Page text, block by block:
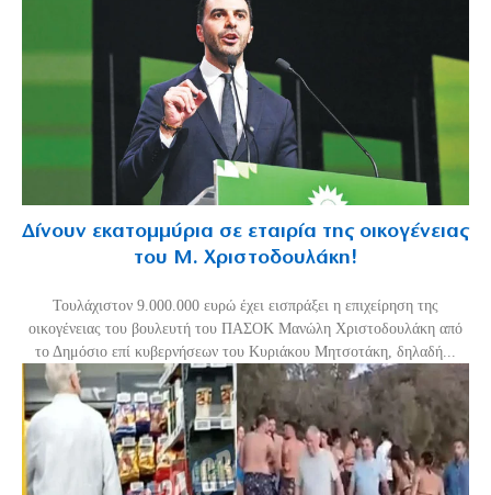
Δίνουν εκατομμύρια σε εταιρία της οικογένειας
του Μ. Χριστοδουλάκη!
Τουλάχιστον 9.000.000 ευρώ έχει εισπράξει η επιχείρηση της
οικογένειας του βουλευτή του ΠΑΣΟΚ Μανώλη Χριστοδουλάκη από
το Δημόσιο επί κυβερνήσεων του Κυριάκου Μητσοτάκη, δηλαδή...